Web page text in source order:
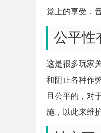
觉上的享受，
公平性
这是很多玩家
和阻止各种作
且公平的，对
施，以此来维